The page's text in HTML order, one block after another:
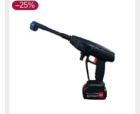
–25%